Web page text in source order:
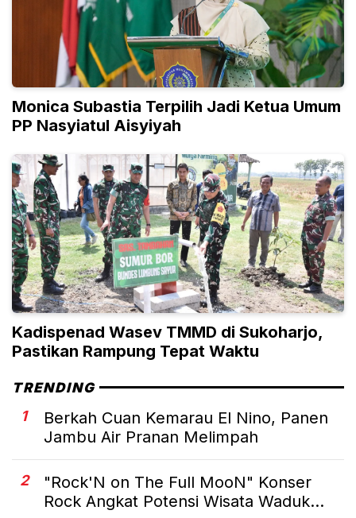
Monica Subastia Terpilih Jadi Ketua Umum
PP Nasyiatul Aisyiyah
Kadispenad Wasev TMMD di Sukoharjo,
Pastikan Rampung Tepat Waktu
TRENDING
1
Berkah Cuan Kemarau El Nino, Panen
Jambu Air Pranan Melimpah
2
"Rock'N on The Full MooN" Konser
Rock Angkat Potensi Wisata Waduk...